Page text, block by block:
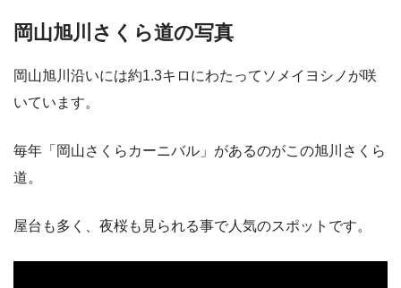
岡山旭川さくら道の写真
岡山旭川沿いには約1.3キロにわたってソメイヨシノが咲
いています。
毎年「岡山さくらカーニバル」があるのがこの旭川さくら
道。
屋台も多く、夜桜も見られる事で人気のスポットです。